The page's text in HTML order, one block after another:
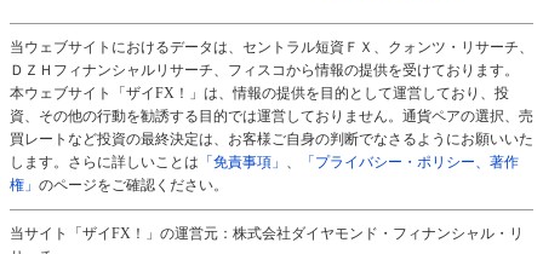
当ウェブサイトにおけるデータは、セントラル短資ＦＸ、クォンツ・リサーチ、
ＤＺＨフィナンシャルリサーチ、フィスコから情報の提供を受けております。
本ウェブサイト「ザイFX！」は、情報の提供を目的として運営しており、投
資、その他の行動を勧誘する目的では運営しておりません。通貨ペアの選択、売
買レートなど投資の最終決定は、お客様ご自身の判断でなさるようにお願いいた
します。さらに詳しいことは 「免責事項」 、
「プライバシー・ポリシー、著作
権」 のページをご確認ください。
当サイト「ザイFX！」の運営元：株式会社ダイヤモンド・フィナンシャル・リ